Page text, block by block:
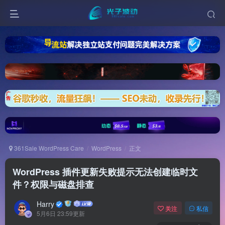
361Sale WordPress Care WordPress 正文
WordPress 插件更新失败提示无法创建临时文
件？权限与磁盘排查
Harry
5月6日 23:59更新
关注 私信